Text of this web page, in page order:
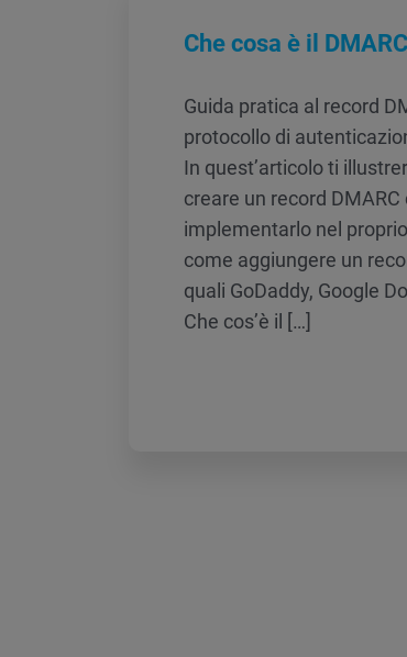
Che cosa è il
Guida pratica al record
protocollo di
In quest’articolo ti
creare un record DMARC
implementarlo nel
come aggiungere un
quali GoDaddy, Google
Che cos’è il […]